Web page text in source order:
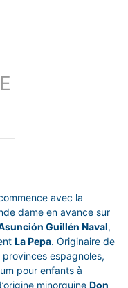
avec la
dame en avance sur
Guillén Naval,
La Pepa. Originaire de
espagnoles,
pour enfants à
minorquine Don